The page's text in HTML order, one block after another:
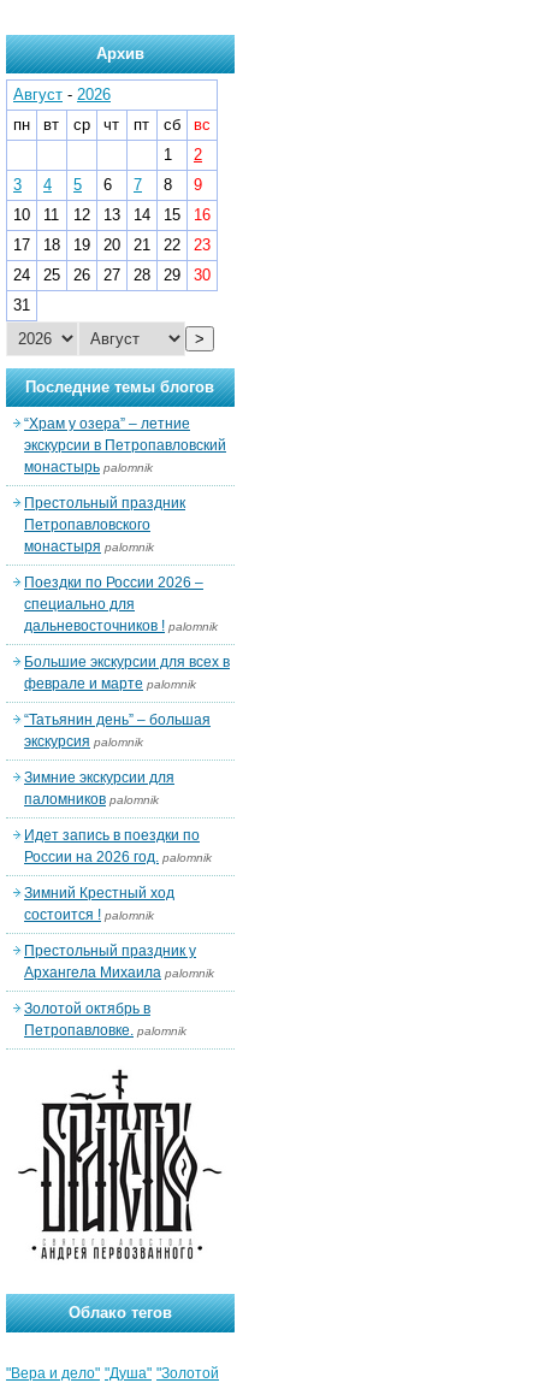
Архив
Август - 2026
пн
вт ср чт пт сб
вс
1
2
3
4 5 6 7 8
9
10
11 12 13 14 15
16
17
18 19 20 21 22
23
24
25 26 27 28 29
30
31
>
Последние темы блогов
“Храм у озера” – летние
экскурсии в Петропавловский
монастырь palomnik
Престольный праздник
Петропавловского
монастыря palomnik
Поездки по России 2026 –
специально для
дальневосточников ! palomnik
Большие экскурсии для всех в
феврале и марте palomnik
“Татьянин день” – большая
экскурсия palomnik
Зимние экскурсии для
паломников palomnik
Идет запись в поездки по
России на 2026 год. palomnik
Зимний Крестный ход
состоится ! palomnik
Престольный праздник у
Архангела Михаила palomnik
Золотой октябрь в
Петропавловке. palomnik
Облако тегов
"Вера и дело" "Душа" "Золотой